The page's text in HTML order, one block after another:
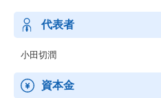
活躍のフィールドは国内だけでは
し、アジア全域の大型施設の開発
世界各国でボーダーレスな価値を
場グループの使命です。
これからも、クライアントの事業
生活者の暮らしを明るく豊かにす
代表者
小田切潤
資本金